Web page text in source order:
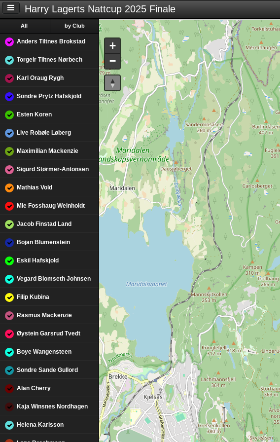
Harry Lagerts Nattcup 2025 Finale
Anders Tiltnes Brokstad
Torgeir Tiltnes Nørbech
Karl Oraug Rygh
Sondre Prytz Hafskjold
Esten Koren
Live Robøle Løberg
Maximilian Mackenzie
Sigurd Størmer-Antonsen
Mathias Vold
Mie Fosshaug Weinholdt
Jacob Finstad Land
Bojan Blumenstein
Eskil Hafskjold
Vegard Blomseth Johnsen
Filip Kubina
Rasmus Mackenzie
Øystein Garsrud Tvedt
Boye Wangensteen
Sondre Sande Gullord
Alan Cherry
Kaja Winsnes Nordhagen
Helena Karlsson
All by Club
+
−